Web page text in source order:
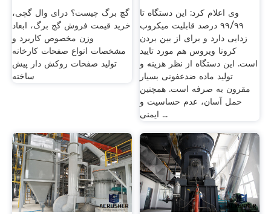
گچ برگ چیست؟ درای وال گچی،
خرید قیمت فروش گچ برگ، ابعاد
وزن مخصوص کاربرد و
مشخصات انواع صفحات کارخانه
تولید صفحات روکش دار پیش
ساخته
وی اعلام کرد: این دستگاه تا
۹۹/۹۹ درصد قابلیت میکروب
زدایی دارد و برای از بین بردن
کرونا ویروس هم مورد تایید
است. این دستگاه از نظر هزینه و
تولید ماده ضدعفونی بسیار
مقرون به صرفه است. همچنین
حمل آسان، عدم حساسیت و
ایمنی ...